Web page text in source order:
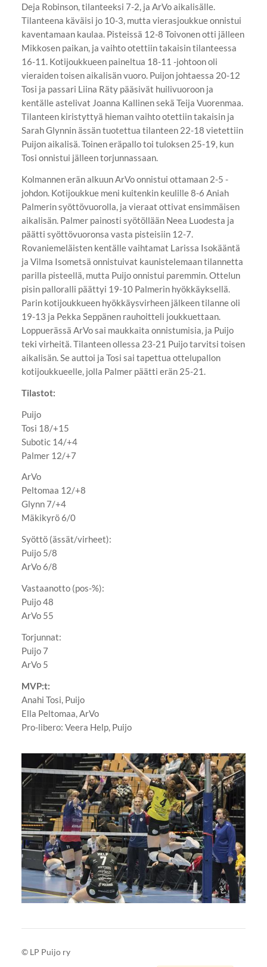
Deja Robinson, tilanteeksi 7-2, ja ArVo aikalisälle.
Tilanteena käväisi jo 10-3, mutta vierasjoukkue onnistui
kaventamaan kaulaa. Pisteissä 12-8 Toivonen otti jälleen
Mikkosen paikan, ja vaihto otettiin takaisin tilanteessa
16-11. Kotijoukkueen paineltua 18-11 -johtoon oli
vieraiden toisen aikalisän vuoro. Puijon johtaessa 20-12
Tosi ja passari Liina Räty pääsivät huilivuoroon ja
kentälle astelivat Joanna Kallinen sekä Teija Vuorenmaa.
Tilanteen kiristyttyä hieman vaihto otettiin takaisin ja
Sarah Glynnin ässän tuotettua tilanteen 22-18 vietettiin
Puijon aikalisä. Toinen eräpallo toi tuloksen 25-19, kun
Tosi onnistui jälleen torjunnassaan.
Kolmannen erän alkuun ArVo onnistui ottamaan 2-5 -
johdon. Kotijoukkue meni kuitenkin keulille 8-6 Aniah
Palmerin syöttövuorolla, ja vieraat ottivat ensimmäisen
aikalisän. Palmer painosti syötöllään Neea Luodesta ja
päätti syöttövuoronsa vasta pisteisiin 12-7.
Rovaniemeläisten kentälle vaihtamat Larissa Isokääntä
ja Vilma Isometsä onnistuivat kaunistelemaan tilannetta
parilla pisteellä, mutta Puijo onnistui paremmin. Ottelun
pisin palloralli päättyi 19-10 Palmerin hyökkäyksellä.
Parin kotijoukkueen hyökkäysvirheen jälkeen tilanne oli
19-13 ja Pekka Seppänen rauhoitteli joukkuettaan.
Loppuerässä ArVo sai maukkaita onnistumisia, ja Puijo
teki virheitä. Tilanteen ollessa 23-21 Puijo tarvitsi toisen
aikalisän. Se auttoi ja Tosi sai tapettua ottelupallon
kotijoukkueelle, jolla Palmer päätti erän 25-21.
Tilastot:
Puijo
Tosi 18/+15
Subotic 14/+4
Palmer 12/+7
ArVo
Peltomaa 12/+8
Glynn 7/+4
Mäkikyrö 6/0
Syöttö (ässät/virheet):
Puijo 5/8
ArVo 6/8
Vastaanotto (pos-%):
Puijo 48
ArVo 55
Torjunnat:
Puijo 7
ArVo 5
MVP:t:
Anahi Tosi, Puijo
Ella Peltomaa, ArVo
Pro-libero: Veera Help, Puijo
© LP Puijo ry